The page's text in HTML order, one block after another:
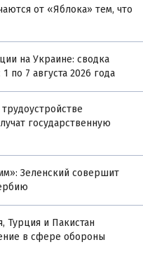
от «Яблока» тем, что
на Украине: сводка
по 7 августа 2026 года
государственную
Зеленский совершит
Турция и Пакистан
в сфере обороны